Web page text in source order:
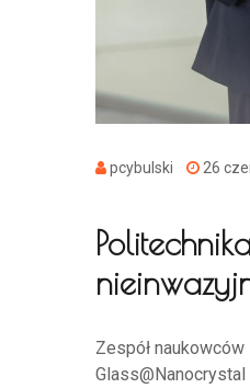
pcybulski 26
Zespół